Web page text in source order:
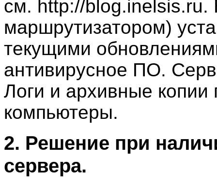
см. http://
маршрутизатором)
текущими
антивирусное ПО.
Логи и архивные
компьютеры.
2. Решение при
сервера.